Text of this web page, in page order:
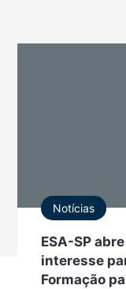
Notícias
ESA-SP
interesse
Formação